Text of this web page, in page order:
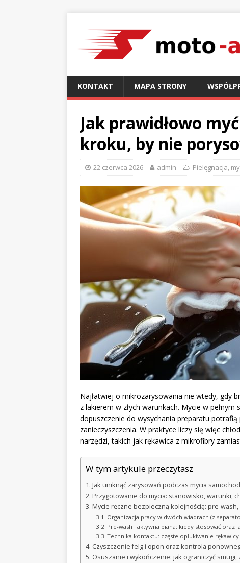
KONTAKT MAPA STRONY
Jak prawidłowo
kroku, by nie
22 czerwca 2026 admin Pielęgnacja,
Najłatwiej o mikrozarysowania nie wtedy, gdy
z lakierem w złych warunkach. Mycie w
dopuszczenie do wysychania preparatu
zanieczyszczenia. W praktyce liczy się więc
narzędzi, takich jak rękawica z mikrofibry
W tym artykule przeczytasz
Jak uniknąć zarysowań podczas mycia
Przygotowanie do mycia: stanowisko, warunki,
Mycie ręczne bezpieczną kolejnością: pre-
Organizacja pracy w dwóch wiadrach (z
Pre-wash i aktywna piana: kiedy stosować oraz
Technika kontaktu: częste opłukiwanie
Czyszczenie felg i opon oraz kontrola
Osuszanie i wykończenie: jak ograniczyć smugi,